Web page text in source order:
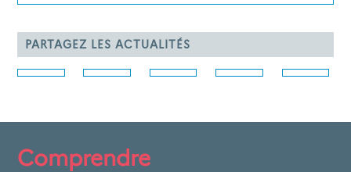
PARTAGEZ LES ACTUALITÉS
Comprendre